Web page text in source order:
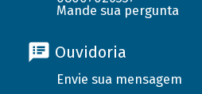
Mande sua pergunta
Ouvidoria
Envie sua mensagem